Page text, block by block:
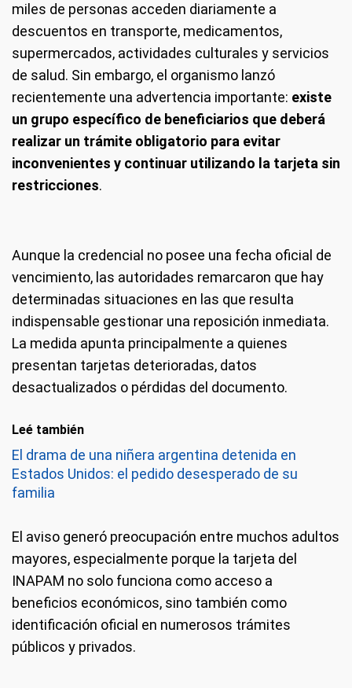
miles de personas acceden diariamente a
descuentos en transporte, medicamentos,
supermercados, actividades culturales y servicios
de salud. Sin embargo, el organismo lanzó
recientemente una advertencia importante: existe
un grupo específico de beneficiarios que deberá
realizar un trámite obligatorio para evitar
inconvenientes y continuar utilizando la tarjeta sin
restricciones.
Aunque la credencial no posee una fecha oficial de
vencimiento, las autoridades remarcaron que hay
determinadas situaciones en las que resulta
indispensable gestionar una reposición inmediata.
La medida apunta principalmente a quienes
presentan tarjetas deterioradas, datos
desactualizados o pérdidas del documento.
Leé también
El drama de una niñera argentina detenida en
Estados Unidos: el pedido desesperado de su
familia
El aviso generó preocupación entre muchos adultos
mayores, especialmente porque la tarjeta del
INAPAM no solo funciona como acceso a
beneficios económicos, sino también como
identificación oficial en numerosos trámites
públicos y privados.